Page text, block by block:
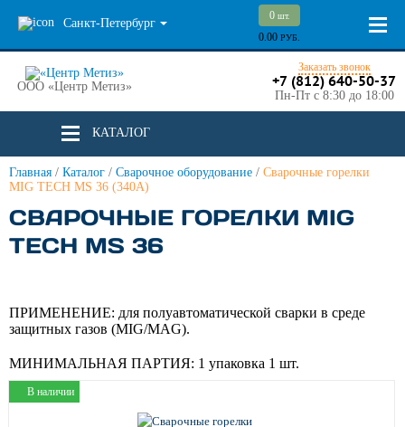
Санкт-Петербург
0 шт.
0.00 РУБ.
ООО «Центр Метиз»
Заказать звонок
+7 (812) 640-50-37
Пн-Пт с 8:30 до 18:00
КАТАЛОГ
Главная / Каталог / Сварочное оборудование / Сварочные горелки
MIG TECH MS 36 (340A)
СВАРОЧНЫЕ ГОРЕЛКИ MIG
TECH MS 36
ПРИМЕНЕНИЕ: для полуавтоматической сварки в среде
защитных газов (MIG/MAG).
МИНИМАЛЬНАЯ ПАРТИЯ: 1 упаковка 1 шт.
В наличии